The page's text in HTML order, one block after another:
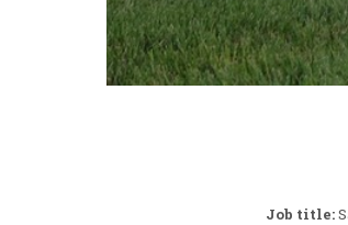
Job title: